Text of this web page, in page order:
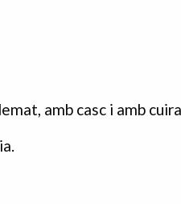
amb casc i amb